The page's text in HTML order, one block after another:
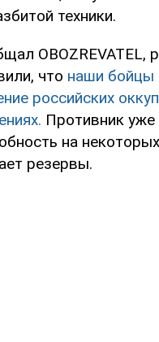
техники.
OBOZREVATEL,
что наши
российских
Противник уже
на
резервы.